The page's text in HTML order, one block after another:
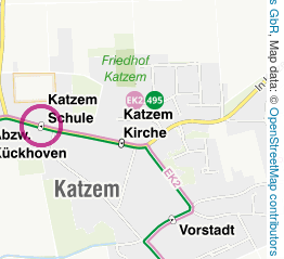
, Map data: ©
OpenStreetMap contributors